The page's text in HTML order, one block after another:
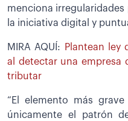
menciona irregularidades
la iniciativa digital y
MIRA AQUÍ:
Plantean ley
al detectar una empresa
tributar
“El elemento más
únicamente el patrón